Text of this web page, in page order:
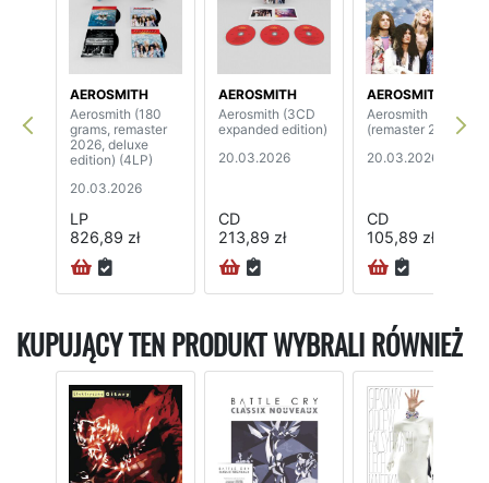
AEROSMITH
Aerosmith (180
grams, remaster
2026, deluxe
edition) (4LP)
20.03.2026
LP
826,89 zł
AEROSMITH
Aerosmith (3CD
expanded edition)
20.03.2026
CD
213,89 zł
AEROSMITH
Aerosmith
(remaster 2026)
20.03.2026
CD
105,89 zł
KUPUJĄCY TEN PRODUKT WYBRALI RÓWNIEŻ